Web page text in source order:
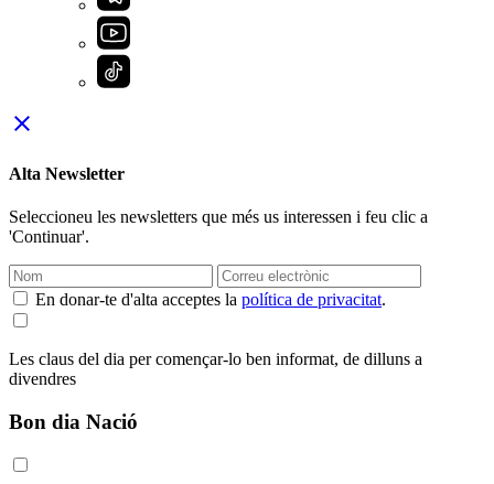
close
Alta Newsletter
Seleccioneu les newsletters que més us interessen i feu clic a
'Continuar'.
En donar-te d'alta acceptes la política de privacitat.
Les claus del dia per començar-lo ben informat, de dilluns a
divendres
Bon dia Nació